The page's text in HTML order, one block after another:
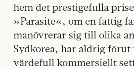
hem det prestigefulla
»Parasite«, om en fattig
manövrerar sig till olika
Sydkorea, har aldrig
värdefull kommersiellt